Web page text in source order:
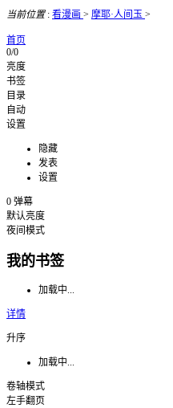
当前位置: 看漫画 > 摩耶·人间玉 >
首页
0/0
亮度
书签
目录
自动
设置
隐藏
发表
设置
0 弹幕
默认亮度
夜间模式
我的书签
加载中...
详情
升序
加载中...
卷轴模式
左手翻页